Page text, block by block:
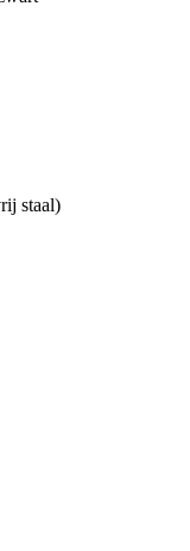
staal)